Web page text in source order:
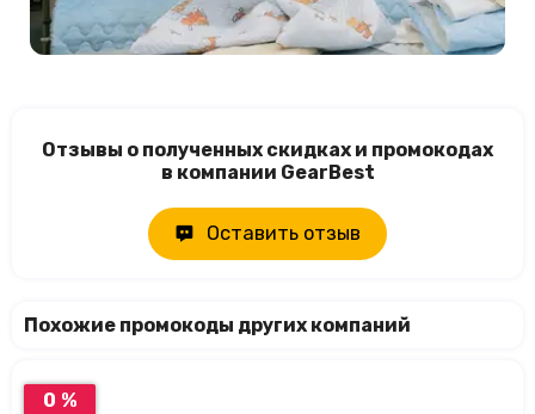
Отзывы о полученных скидках и промокодах
в компании GearBest
Оставить отзыв
Похожие промокоды других компаний
0 %